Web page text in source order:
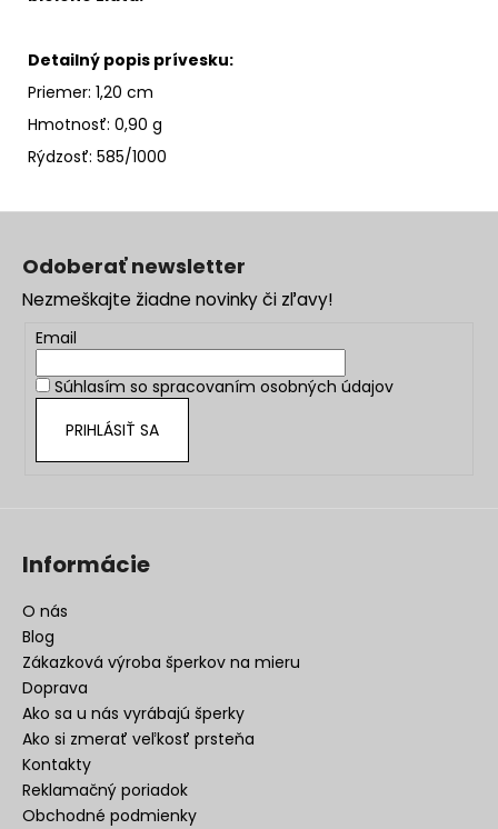
Detailný popis prívesku:
Priemer: 1,20 cm
Hmotnosť: 0,90 g
Rýdzosť: 585/1000
Odoberať newsletter
Nezmeškajte žiadne novinky či zľavy!
Email
Súhlasím so spracovaním osobných údajov
PRIHLÁSIŤ SA
Informácie
O nás
Blog
Zákazková výroba šperkov na mieru
Doprava
Ako sa u nás vyrábajú šperky
Ako si zmerať veľkosť prsteňa
Kontakty
Reklamačný poriadok
Obchodné podmienky